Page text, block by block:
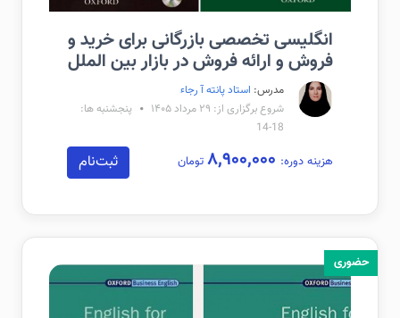
انگلیسی تخصصی بازرگانی برای خرید و
فروش و ارائه فروش در بازار بین الملل
مدرس: استاد پانته آ رجاء
شروع برگزاری از: ۲۹ مرداد ۱۴۰۵
پنجشنبه ها:
18-14
هزینه دوره: تومان ثبت‌نام
حضوری